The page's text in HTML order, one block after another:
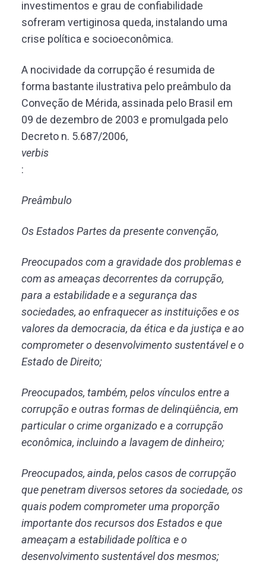
investimentos e grau de confiabilidade
sofreram vertiginosa queda, instalando uma
crise política e socioeconômica.
A nocividade da corrupção é resumida de
forma bastante ilustrativa pelo preâmbulo da
Conveção de Mérida, assinada pelo Brasil em
09 de dezembro de 2003 e promulgada pelo
Decreto n. 5.687/2006,
verbis
:
Preâmbulo
Os Estados Partes da presente convenção,
Preocupados com a gravidade dos problemas e
com as ameaças decorrentes da corrupção,
para a estabilidade e a segurança das
sociedades, ao enfraquecer as instituições e os
valores da democracia, da ética e da justiça e ao
comprometer o desenvolvimento sustentável e o
Estado de Direito;
Preocupados, também, pelos vínculos entre a
corrupção e outras formas de delinqüência, em
particular o crime organizado e a corrupção
econômica, incluindo a lavagem de dinheiro;
Preocupados, ainda, pelos casos de corrupção
que penetram diversos setores da sociedade, os
quais podem comprometer uma proporção
importante dos recursos dos Estados e que
ameaçam a estabilidade política e o
desenvolvimento sustentável dos mesmos;